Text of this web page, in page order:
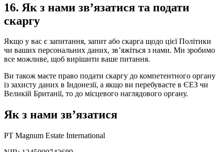
16. Як з нами звʼязатися та подати
скаргу
Якщо у вас є запитання, запит або скарга щодо цієї Політики
чи ваших персональних даних, звʼяжіться з нами. Ми зробимо
все можливе, щоб вирішити ваше питання.
Ви також маєте право подати скаргу до компетентного органу
із захисту даних в Індонезії, а якщо ви перебуваєте в ЄЕЗ чи
Великій Британії, то до місцевого наглядового органу.
Як з нами звʼязатися
PT Magnum Estate International